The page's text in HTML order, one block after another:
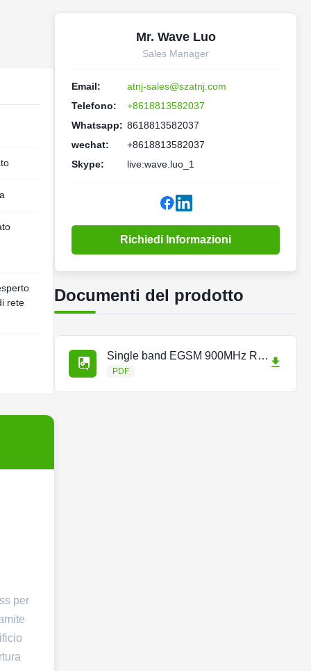
rete
per
Mr. Wave Luo
Sales Manager
Email:
atnj-sales@szatnj.com
Telefono:
+8618813582037
Whatsapp: 8618813582037
wechat:
+8618813582037
Skype:
live:wave.luo_1
Richiedi Informazioni
Documenti del prodotto
Single band EGSM 900MHz RF Repeater.pdf
PDF